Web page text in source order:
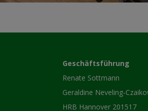
Geschäftsführung
Renate Sottmann
Geraldine Neveling-
HRB Hannover 201517